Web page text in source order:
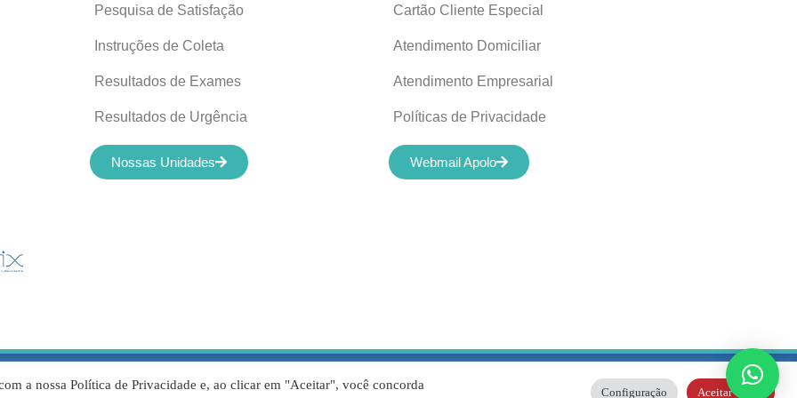
Pesquisa de Satisfação
Instruções de Coleta
Resultados de Exames
Resultados de Urgência
Nossas Unidades
Cartão Cliente Especial
Atendimento Domiciliar
Atendimento Empresarial
Políticas de Privacidade
Webmail Apolo
© 2012-2022 Laboratório de Análises Apolo Ltda – 00.421.604/0001-01 |
a nossa Política de Privacidade e, ao clicar em "Aceitar", você concorda
Configuração Aceitar Todos